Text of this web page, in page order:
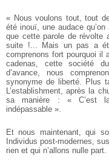
« Nous voulons tout, tout
été inouï, une audace
que cette parole de révolte
suite !... Mais un pas a
comprenons fort pourquoi il
cadenas, cette société
d’avance, nous
synonyme de liberté. Plus
L’establishment, après la
sa manière : « C’est
indépassable ».
Et nous maintenant, qui
Individus post-modernes,
rien et qui n’allons nulle part.